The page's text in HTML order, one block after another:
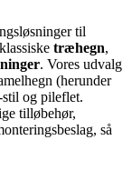
til
træhegn,
. Vores udvalg
(herunder
stil og pileflet.
tilløbehør,
så